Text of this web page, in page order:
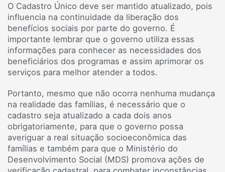
O Cadastro Único deve ser mantido atualizado, pois
influencia na continuidade da liberação dos
benefícios sociais por parte do governo. É
importante lembrar que o governo utiliza essas
informações para conhecer as necessidades dos
beneficiários dos programas e assim aprimorar os
serviços para melhor atender a todos.
Portanto, mesmo que não ocorra nenhuma mudança
na realidade das famílias, é necessário que o
cadastro seja atualizado a cada dois anos
obrigatoriamente, para que o governo possa
averiguar a real situação socioeconômica das
famílias e também para que o Ministério do
Desenvolvimento Social (MDS) promova ações de